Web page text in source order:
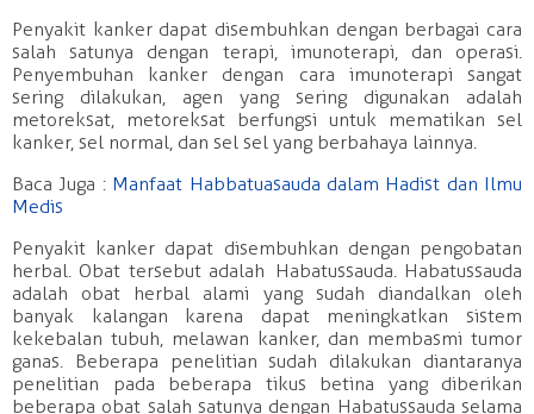
Penyakit kanker dapat disembuhkan dengan berbagai cara
salah satunya dengan terapi, imunoterapi, dan operasi.
Penyembuhan kanker dengan cara imunoterapi sangat
sering dilakukan, agen yang sering digunakan adalah
metoreksat, metoreksat berfungsi untuk mematikan sel
kanker, sel normal, dan sel sel yang berbahaya lainnya.
Baca Juga : Manfaat Habbatuasauda dalam Hadist dan Ilmu
Medis
Penyakit kanker dapat disembuhkan dengan pengobatan
herbal. Obat tersebut adalah Habatussauda. Habatussauda
adalah obat herbal alami yang sudah diandalkan oleh
banyak kalangan karena dapat meningkatkan sistem
kekebalan tubuh, melawan kanker, dan membasmi tumor
ganas. Beberapa penelitian sudah dilakukan diantaranya
penelitian pada beberapa tikus betina yang diberikan
beberapa obat salah satunya dengan Habatussauda selama